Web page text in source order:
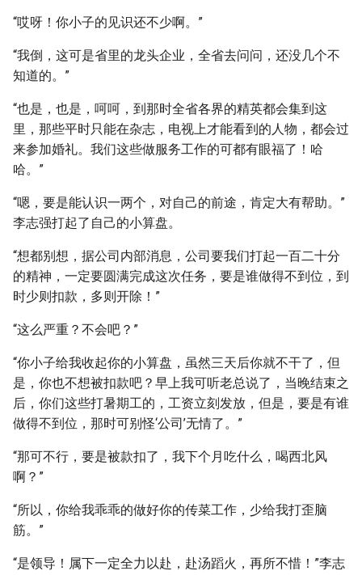
“哎呀！你小子的见识还不少啊。”
“我倒，这可是省里的龙头企业，全省去问问，还没几个不
知道的。”
“也是，也是，呵呵，到那时全省各界的精英都会集到这
里，那些平时只能在杂志，电视上才能看到的人物，都会过
来参加婚礼。我们这些做服务工作的可都有眼福了！哈
哈。”
“嗯，要是能认识一两个，对自己的前途，肯定大有帮助。”
李志强打起了自己的小算盘。
“想都别想，据公司内部消息，公司要我们打起一百二十分
的精神，一定要圆满完成这次任务，要是谁做得不到位，到
时少则扣款，多则开除！”
“这么严重？不会吧？”
“你小子给我收起你的小算盘，虽然三天后你就不干了，但
是，你也不想被扣款吧？早上我可听老总说了，当晚结束之
后，你们这些打暑期工的，工资立刻发放，但是，要是有谁
做得不到位，那时可别怪‘公司’无情了。”
“那可不行，要是被款扣了，我下个月吃什么，喝西北风
啊？”
“所以，你给我乖乖的做好你的传菜工作，少给我打歪脑
筋。”
“是领导！属下一定全力以赴，赴汤蹈火，再所不惜！”李志